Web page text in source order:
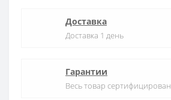
Доставка
Доставка 1 день
Гарантии
Весь товар сертифицирован